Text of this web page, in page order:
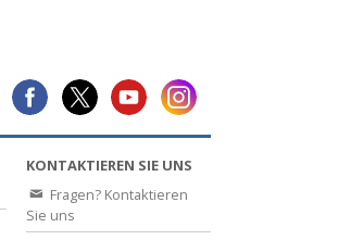
KONTAKTIEREN SIE UNS
Fragen? Kontaktieren
Sie uns